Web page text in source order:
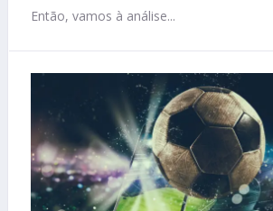
Então, vamos à análise...